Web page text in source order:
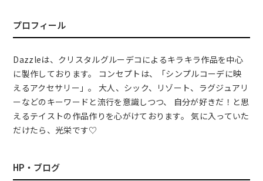
プロフィール
Dazzleは、クリスタルグルーデコによるキラキラ作品を中心
に製作しております。 コンセプトは、「シンプルコーデに映
えるアクセサリー」。 大人、シック、リゾート、ラグジュアリ
ーなどのキーワードと流行を意識しつつ、 自分が好きだ！と思
えるテイストの作品作りを心がけております。 気に入っていた
だけたら、光栄です♡
HP・ブログ